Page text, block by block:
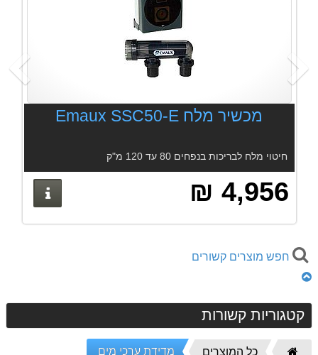
נוספים
מכשיר מלח Emaux SSC50-E
חיטוי מלח לבריכות בנפחים 80 עד 120 מ"ק
4,956 ₪
חפש מוצרים קשורים
קטגוריות קשורות
דף
כל המוצרים מדידת ערכי מים